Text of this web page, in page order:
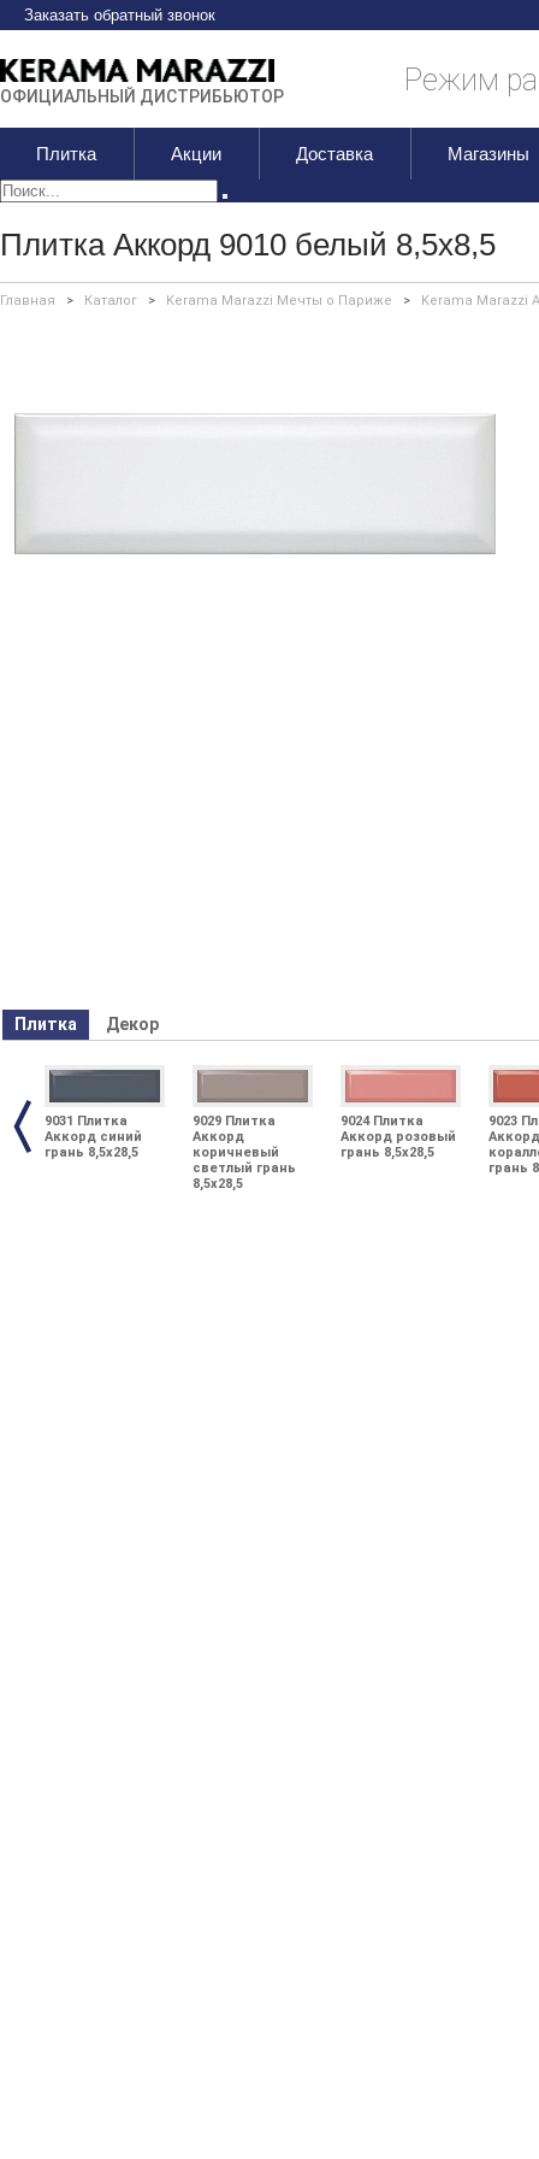
Заказать обратный звонок
ОФИЦИАЛЬНЫЙ ДИСТРИБЬЮТОР Режим
Плитка Акции Доставка Магазины
Плитка Аккорд 9010 белый 8,5х8,5
Главная > Каталог > Kerama Marazzi Мечты о Париже > Kerama Marazzi
Плитка Декор
9031 Плитка
Аккорд синий
грань 8,5x28,5
9029 Плитка
Аккорд
коричневый
светлый грань
8,5x28,5
9024 Плитка
Аккорд розовый
грань 8,5x28,5
9023
Аккорд
грань